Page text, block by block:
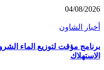
04/08/2026
أخبار الشاون
برنامج مؤقت لتوزيع الماء
الاستهلاك